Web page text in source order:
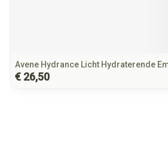
Avene Hydrance Licht Hydraterende
€ 26,50